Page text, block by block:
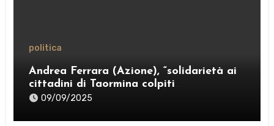
politica
Andrea Ferrara (Azione), “solidarietà ai
cittadini di Taormina colpiti
dall’ordinanza sui rifiuti; sostegno al
PRT”
09/09/2025